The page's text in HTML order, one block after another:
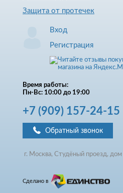
Защита от протечек
Вход
Регистрация
Время работы:
Пн-Вс: 10:00 до 19:00
+7 (909) 157-24-15
Обратный звонок
г. Москва, Студёный проезд, дом
Сделано в